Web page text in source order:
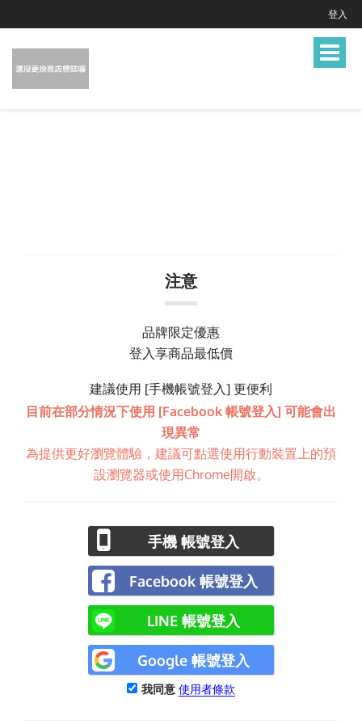
登入
Toggle
注意
品牌限定優惠
登入享商品最低價
建議使用 [手機帳號登入] 更便利
目前在部分情況下使用 [Facebook 帳號登入] 可能會出
現異常
為提供更好瀏覽體驗，建議可點選使用行動裝置上的預
設瀏覽器或使用Chrome開啟。
手機 帳號登入
Facebook 帳號登入
LINE 帳號登入
Google 帳號登入
我同意 使用者條款